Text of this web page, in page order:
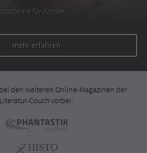
für Kinder.
mehr erfahren
den weiteren Online-Magazinen der
Literatur-Couch vorbei: